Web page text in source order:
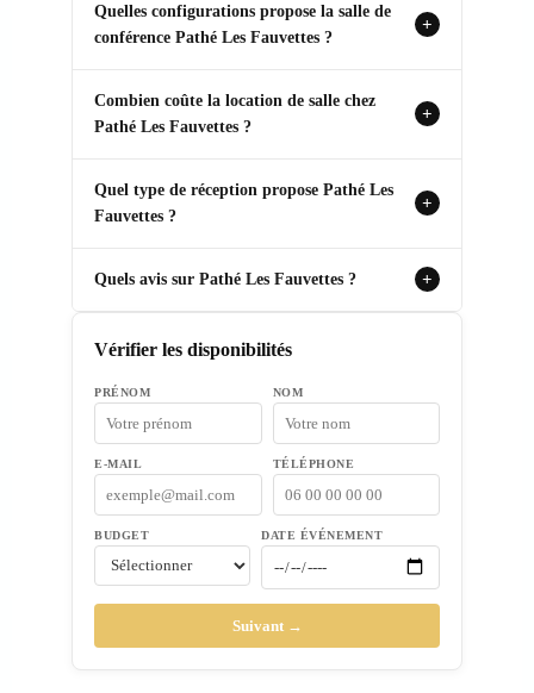
Quelles configurations propose la salle de
conférence Pathé Les Fauvettes ?
+
Combien coûte la location‌ de salle chez
Pathé Les Fauvettes ?
+
Quel type de réception propose Pathé Les
Fauvettes ?
+
Quels avis sur Pathé Les Fauvettes ? +
Vérifier les disponibilités
PRÉNOM NOM
E-MAIL TÉLÉPHONE
BUDGET DATE ÉVÉNEMENT
Suivant →